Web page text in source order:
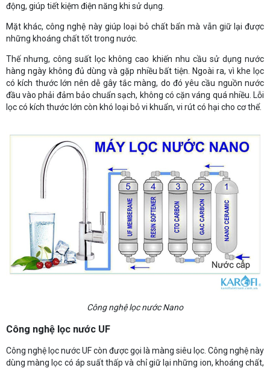
động, giúp tiết kiệm điện năng khi sử dụng.
Mặt khác, công nghệ này giúp loại bỏ chất bẩn mà vẫn giữ lại được
những khoáng chất tốt trong nước.
Thế nhưng, công suất lọc không cao khiến nhu cầu sử dụng nước
hàng ngày không đủ dùng và gặp nhiều bất tiện. Ngoài ra, vì khe lọc
có kích thước lớn nên dễ gây tắc màng, do đó yêu cầu nguồn nước
đầu vào phải đảm bảo chuẩn sạch, không có cặn váng quá nhiều. Lỗi
lọc có kích thước lớn còn khó loại bỏ vi khuẩn, vi rút có hại cho cơ thể.
Công nghệ lọc nước Nano
Công nghệ lọc nước UF
Công nghệ lọc nước UF còn được gọi là màng siêu lọc. Công nghệ này
dùng màng lọc có áp suất thấp và chỉ giữ lại những ion, khoáng chất,